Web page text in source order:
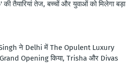
तैयारियां तेज, बच्चों और युवाओं को मिलेगा बड़ा
ने Delhi में The Opulent Luxury
Opening किया, Trisha और Divas